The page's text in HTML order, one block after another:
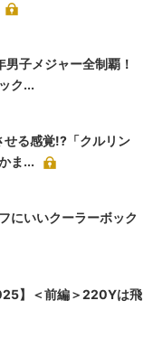
子メジャー全制覇！
ク...
せる感覚!?「クルリン
ま...
にいいクーラーボック
】＜前編＞220Yは飛